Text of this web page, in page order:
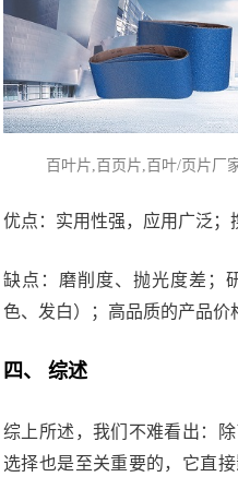
百叶片,百页片,百叶/页片厂
优点：实用性强，应用广泛；
缺点：磨削度、抛光度差；
色、发白）；高品质的产品价
四、 综述
综上所述，我们不难看出：
选择也是至关重要的，它直